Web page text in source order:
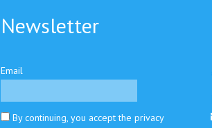
Newsletter
Email
By continuing, you accept the privacy